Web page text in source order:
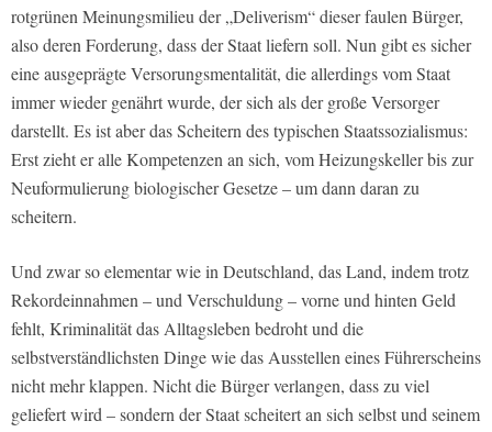
rotgrünen Meinungsmilieu der „Deliverism“ dieser faulen Bürger,
also deren Forderung, dass der Staat liefern soll. Nun gibt es sicher
eine ausgeprägte Versorungsmentalität, die allerdings vom Staat
immer wieder genährt wurde, der sich als der große Versorger
darstellt. Es ist aber das Scheitern des typischen Staatssozialismus:
Erst zieht er alle Kompetenzen an sich, vom Heizungskeller bis zur
Neuformulierung biologischer Gesetze – um dann daran zu
scheitern.
Und zwar so elementar wie in Deutschland, das Land, indem trotz
Rekordeinnahmen – und Verschuldung – vorne und hinten Geld
fehlt, Kriminalität das Alltagsleben bedroht und die
selbstverständlichsten Dinge wie das Ausstellen eines Führerscheins
nicht mehr klappen. Nicht die Bürger verlangen, dass zu viel
geliefert wird – sondern der Staat scheitert an sich selbst und seinem